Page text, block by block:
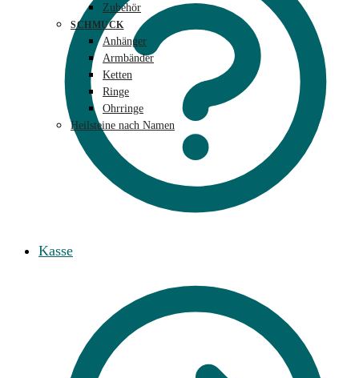
Kasse
Zubehör
SCHMUCK
Anhänger
Armbänder
Ketten
Ringe
Ohrringe
Heilsteine nach Namen